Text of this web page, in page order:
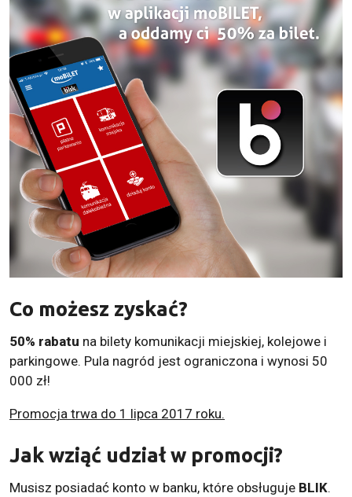
Co możesz zyskać?
50% rabatu na bilety komunikacji miejskiej, kolejowe i
parkingowe. Pula nagród jest ograniczona i wynosi 50
000 zł!
Promocja trwa do 1 lipca 2017 roku.
Jak wziąć udział w promocji?
Musisz posiadać konto w banku, które obsługuje BLIK.